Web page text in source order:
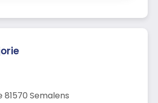
81570 Semalens